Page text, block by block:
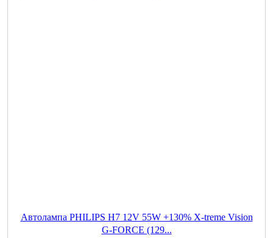
Автолампа PHILIPS H7 12V 55W +130% X-treme Vision
G-FORCE (129...